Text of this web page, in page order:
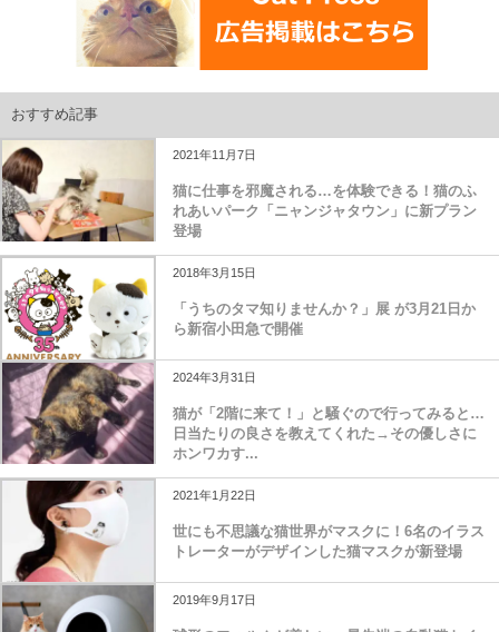
おすすめ記事
2021年11月7日
猫に仕事を邪魔される…を体験できる！猫のふ
れあいパーク「ニャンジャタウン」に新プラン
登場
2018年3月15日
「うちのタマ知りませんか？」展 が3月21日か
ら新宿小田急で開催
2024年3月31日
猫が「2階に来て！」と騒ぐので行ってみると…
日当たりの良さを教えてくれた→その優しさに
ホンワカす...
2021年1月22日
世にも不思議な猫世界がマスクに！6名のイラス
トレーターがデザインした猫マスクが新登場
2019年9月17日